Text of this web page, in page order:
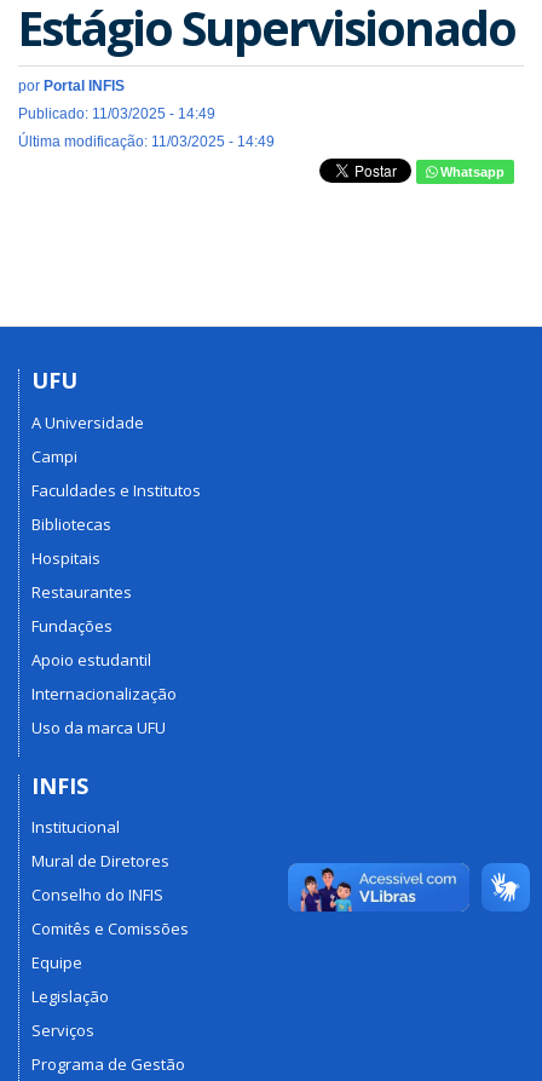
Estágio Supervisionado
por Portal INFIS
Publicado: 11/03/2025 - 14:49
Última modificação: 11/03/2025 - 14:49
Whatsapp
UFU
A Universidade
Campi
Faculdades e Institutos
Bibliotecas
Hospitais
Restaurantes
Fundações
Apoio estudantil
Internacionalização
Uso da marca UFU
INFIS
Institucional
Mural de Diretores
Conselho do INFIS
Comitês e Comissões
Equipe
Legislação
Serviços
Programa de Gestão